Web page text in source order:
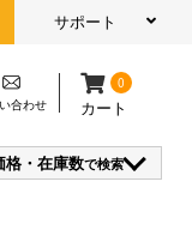
サポート
合わせ
0
カート
格・在庫数で検索